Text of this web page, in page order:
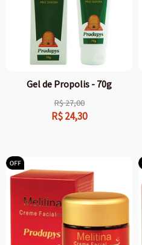
Gel de Propolis - 70g
R$27,00
R$24,30